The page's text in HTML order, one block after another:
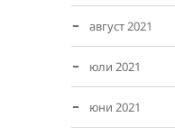
август 2021
юли 2021
юни 2021